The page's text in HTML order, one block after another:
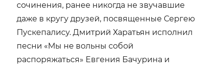
сочинения, ранее никогда не звучавшие
даже в кругу друзей, посвященные Сергею
Пускепалису. Дмитрий Харатьян исполнил
песни «Мы не вольны собой
распоряжаться» Евгения Бачурина и